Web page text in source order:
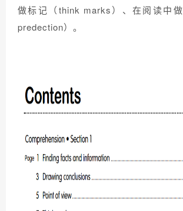
做标记（think marks）、在阅读中
predection）。